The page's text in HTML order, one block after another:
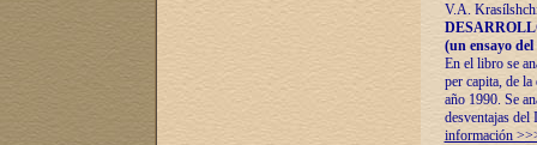
V.A.
(un ensayo
En el libro se
per capita, de
año 1990. Se
desventajas
información